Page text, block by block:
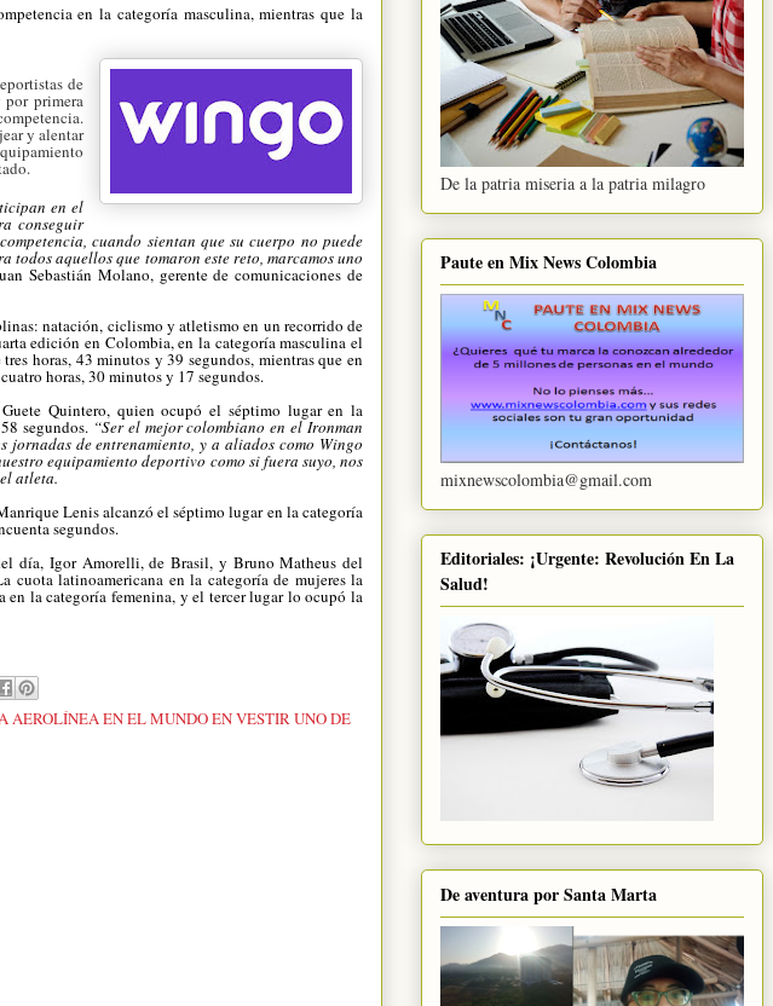
en la categoría masculina, mientras que la
de
primera
y alentar
en el
conseguir
cuando sientan que su cuerpo no puede
todos aquellos que tomaron este reto, marcamos uno
Sebastián Molano, gerente de comunicaciones de
natación, ciclismo y atletismo en un recorrido de
edición en Colombia, en la categoría masculina el
horas, 43 minutos y 39 segundos, mientras que en
horas, 30 minutos y 17 segundos.
Quintero, quien ocupó el séptimo lugar en la
segundos. “Ser el mejor colombiano en el Ironman
de entrenamiento, y a aliados como Wingo
equipamiento deportivo como si fuera suyo, nos
atleta.
Lenis alcanzó el séptimo lugar en la categoría
segundos.
día, Igor Amorelli, de Brasil, y Bruno Matheus del
cuota latinoamericana en la categoría de mujeres la
en la categoría femenina, y el tercer lugar lo ocupó la
AEROLÍNEA EN EL MUNDO EN VESTIR UNO DE
De la patria miseria a la patria milagro
Paute en Mix News Colombia
mixnewscolombia@gmail.com
Editoriales: ¡Urgente: Revolución En La
Salud!
De aventura por Santa Marta